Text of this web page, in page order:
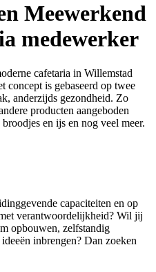
Meewerkend
medewerker
cafetaria in Willemstad
concept is gebaseerd op twee
anderzijds gezondheid. Zo
producten aangeboden
en ijs en nog veel meer.
capaciteiten en op
verantwoordelijkheid? Wil jij
opbouwen, zelfstandig
inbrengen? Dan zoeken